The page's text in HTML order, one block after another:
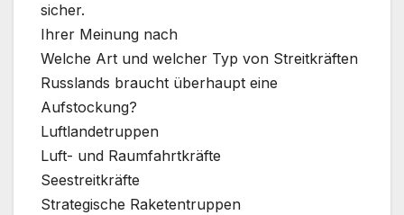
sicher.
Ihrer Meinung nach
Welche Art und welcher Typ von Streitkräften
Russlands braucht überhaupt eine
Aufstockung?
Luftlandetruppen
Luft- und Raumfahrtkräfte
Seestreitkräfte
Strategische Raketentruppen